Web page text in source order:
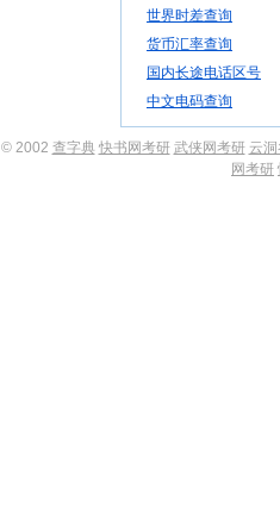
世界时差查询
货币汇率查询
国内长途电话区号
中文电码查询
© 2002 查字典 快书网考研 武侠网考研 云
网考研